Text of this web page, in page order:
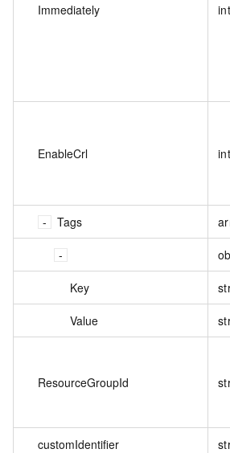
Immediately
EnableCrl
Tags
Key
Value
ResourceGroupId
customIdentifier